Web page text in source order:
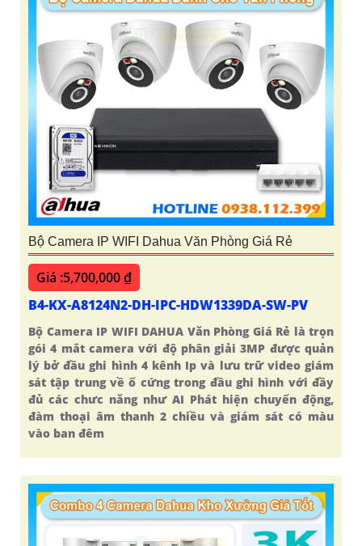
Bộ Camera IP WIFI Dahua Văn Phòng Giá Rẻ
Giá :5,700,000 ₫
B4-KX-A8124N2-DH-IPC-HDW1339DA-SW-PV
Bộ Camera IP WIFI DAHUA Văn Phòng Giá Rẻ là trọn
gói 4 mắt camera với độ phân giải 3MP được quản
lý bở đầu ghi hình 4 kênh Ip và lưu trữ video giám
sát tập trung về ổ cứng trong đầu ghi hình với đầy
đủ các chưc năng như AI Phát hiện chuyển động,
đàm thoại âm thanh 2 chiều và giám sát có màu
vào ban đêm